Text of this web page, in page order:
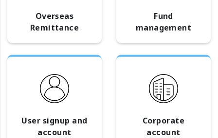
Overseas
Remittance
Fund
management
User signup and
account
Corporate
account